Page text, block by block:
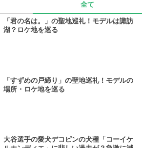
全て
「君の名は。」の聖地巡礼！モデルは諏訪
湖？ロケ地を巡る
「すずめの戸締り」の聖地巡礼！モデルの
場所・ロケ地を巡る
大谷選手の愛犬デコピンの犬種「コーイケ